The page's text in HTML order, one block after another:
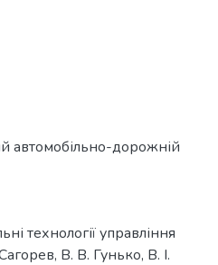
автомобільно-дорожній
технології управління
В. В. Гунько, В. І.